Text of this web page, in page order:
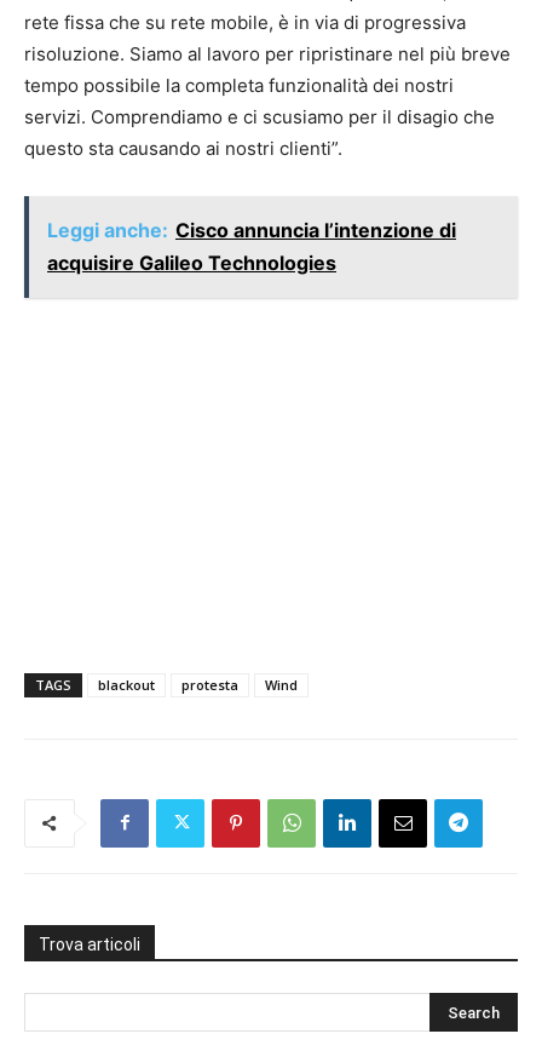
rete fissa che su rete mobile, è in via di progressiva
risoluzione. Siamo al lavoro per ripristinare nel più breve
tempo possibile la completa funzionalità dei nostri
servizi. Comprendiamo e ci scusiamo per il disagio che
questo sta causando ai nostri clienti”.
Leggi anche: Cisco annuncia l’intenzione di
acquisire Galileo Technologies
TAGS blackout protesta Wind
Trova articoli